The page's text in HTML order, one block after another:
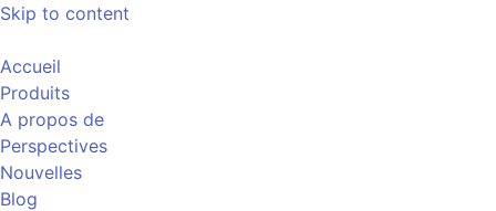
Skip to content
Accueil
Produits
A propos de
Perspectives
Nouvelles
Blog